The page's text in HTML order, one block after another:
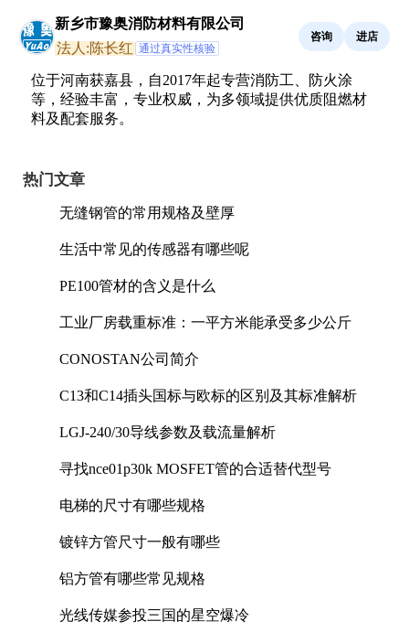
新乡市豫奥消防材料有限公司
法人:陈长红 通过真实性核验
咨询 进店
位于河南获嘉县，自2017年起专营消防工、防火涂
等，经验丰富，专业权威，为多领域提供优质阻燃材
料及配套服务。
热门文章
无缝钢管的常用规格及壁厚
生活中常见的传感器有哪些呢
PE100管材的含义是什么
工业厂房载重标准：一平方米能承受多少公斤
CONOSTAN公司简介
C13和C14插头国标与欧标的区别及其标准解析
LGJ-240/30导线参数及载流量解析
寻找nce01p30k MOSFET管的合适替代型号
电梯的尺寸有哪些规格
镀锌方管尺寸一般有哪些
铝方管有哪些常见规格
光线传媒参投三国的星空爆冷